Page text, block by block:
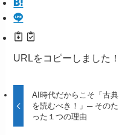
URLをコピーしました！
AI時代だからこそ「古典
を読むべき！」─ そのた
った１つの理由